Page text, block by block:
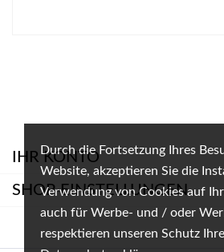
Durch die Fortsetzung Ihres
Website, akzeptieren Sie die
Verwendung von Cookies auf
auch für Werbe- und / oder
respektieren unseren Schutz
IHR KONTO
SHOP-EINSTELLUNGEN